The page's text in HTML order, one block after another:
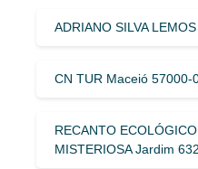
ADRIANO SILVA
CN TUR Maceió 57000-
RECANTO
MISTERIOSA Jardim